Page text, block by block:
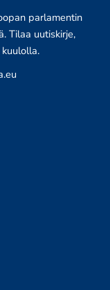
parlamentin
Tilaa uutiskirje,